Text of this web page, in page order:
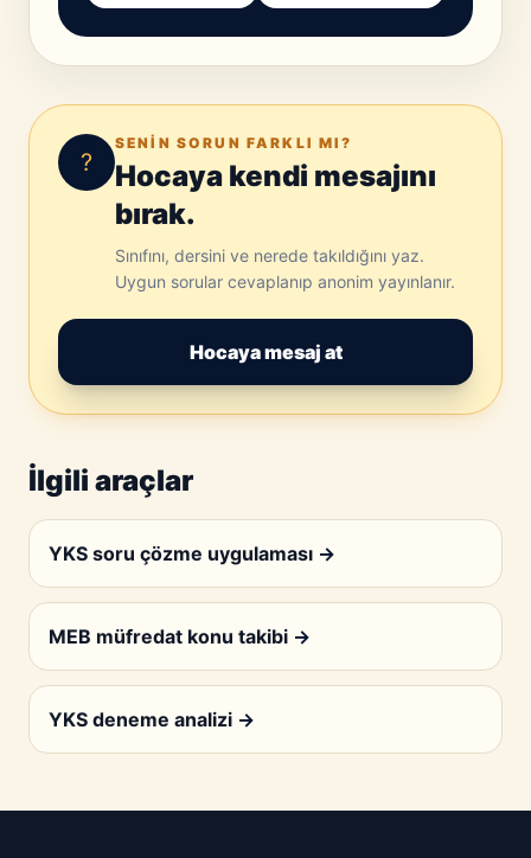
?
SENIN SORUN FARKLI MI?
Hocaya kendi mesajını
bırak.
Sınıfını, dersini ve nerede takıldığını yaz.
Uygun sorular cevaplanıp anonim yayınlanır.
Hocaya mesaj at
İlgili araçlar
YKS soru çözme uygulaması →
MEB müfredat konu takibi →
YKS deneme analizi →